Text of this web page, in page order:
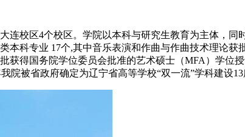
连校区4个校区。学院以本科与研究生教育为主体，
本科专业 17个,其中音乐表演和作曲与作曲技术理论
获得国务院学位委员会批准的艺术硕士（MFA）学位
院被省政府确定为辽宁省高等学校“双一流”学科建设13